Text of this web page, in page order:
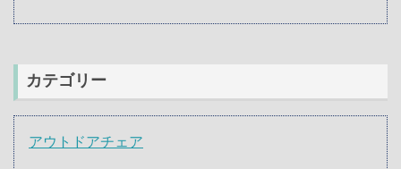
カテゴリー
アウトドアチェア